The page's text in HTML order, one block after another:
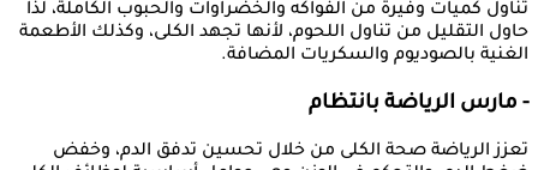
تناول كميات وفيرة من الفواكه والخضراوات والحبوب الكاملة، لذا
حاول التقليل من تناول اللحوم، لأنها تجهد الكلى، وكذلك الأطعمة
الغنية بالصوديوم والسكريات المضافة.
- مارس الرياضة بانتظام
تعزز الرياضة صحة الكلى من خلال تحسين تدفق الدم، وخفض